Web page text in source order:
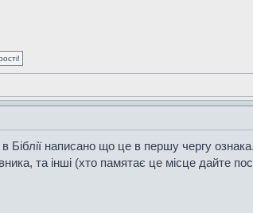
написано що це в першу чергу
та інші (хто памятає це місце дайте